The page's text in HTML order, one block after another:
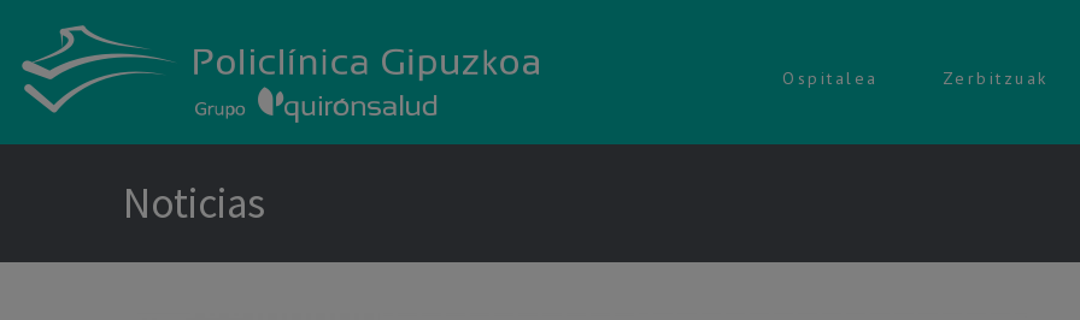
Ospitalea Zerbitzuak
Noticias